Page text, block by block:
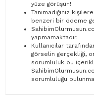
yüze görüşün!
Tanımadığınız
benzeri bir ödeme
yapmamaktadır.
Kullanıcılar
görselin gerçekliği,
sorumluluk bu
sorumluluğu